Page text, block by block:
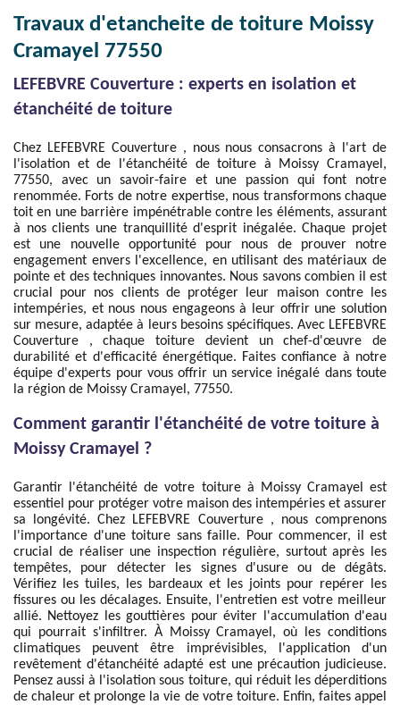
Travaux d'etancheite de toiture Moissy
Cramayel 77550
LEFEBVRE Couverture : experts en isolation et
étanchéité de toiture
Chez LEFEBVRE Couverture , nous nous consacrons à l'art de
l'isolation et de l'étanchéité de toiture à Moissy Cramayel,
77550, avec un savoir-faire et une passion qui font notre
renommée. Forts de notre expertise, nous transformons chaque
toit en une barrière impénétrable contre les éléments, assurant
à nos clients une tranquillité d'esprit inégalée. Chaque projet
est une nouvelle opportunité pour nous de prouver notre
engagement envers l'excellence, en utilisant des matériaux de
pointe et des techniques innovantes. Nous savons combien il est
crucial pour nos clients de protéger leur maison contre les
intempéries, et nous nous engageons à leur offrir une solution
sur mesure, adaptée à leurs besoins spécifiques. Avec LEFEBVRE
Couverture , chaque toiture devient un chef-d'œuvre de
durabilité et d'efficacité énergétique. Faites confiance à notre
équipe d'experts pour vous offrir un service inégalé dans toute
la région de Moissy Cramayel, 77550.
Comment garantir l'étanchéité de votre toiture à
Moissy Cramayel ?
Garantir l'étanchéité de votre toiture à Moissy Cramayel est
essentiel pour protéger votre maison des intempéries et assurer
sa longévité. Chez LEFEBVRE Couverture , nous comprenons
l'importance d'une toiture sans faille. Pour commencer, il est
crucial de réaliser une inspection régulière, surtout après les
tempêtes, pour détecter les signes d'usure ou de dégâts.
Vérifiez les tuiles, les bardeaux et les joints pour repérer les
fissures ou les décalages. Ensuite, l'entretien est votre meilleur
allié. Nettoyez les gouttières pour éviter l'accumulation d'eau
qui pourrait s'infiltrer. À Moissy Cramayel, où les conditions
climatiques peuvent être imprévisibles, l'application d'un
revêtement d'étanchéité adapté est une précaution judicieuse.
Pensez aussi à l'isolation sous toiture, qui réduit les déperditions
de chaleur et prolonge la vie de votre toiture. Enfin, faites appel